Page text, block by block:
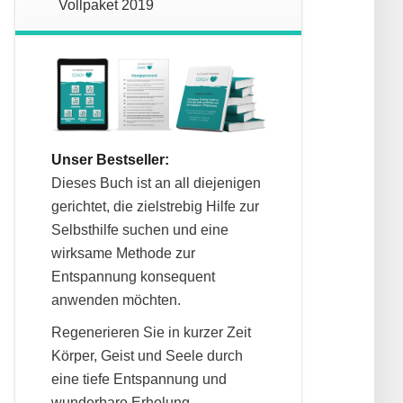
Vollpaket 2019
Unser Bestseller:
Dieses Buch ist an all diejenigen
gerichtet, die zielstrebig Hilfe zur
Selbsthilfe suchen und eine
wirksame Methode zur
Entspannung konsequent
anwenden möchten.
Regenerieren Sie in kurzer Zeit
Körper, Geist und Seele durch
eine tiefe Entspannung und